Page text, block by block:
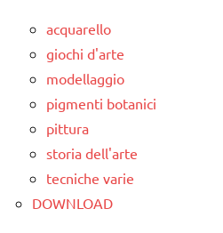
acquarello
giochi d'arte
modellaggio
pigmenti botanici
pittura
storia dell'arte
tecniche varie
DOWNLOAD